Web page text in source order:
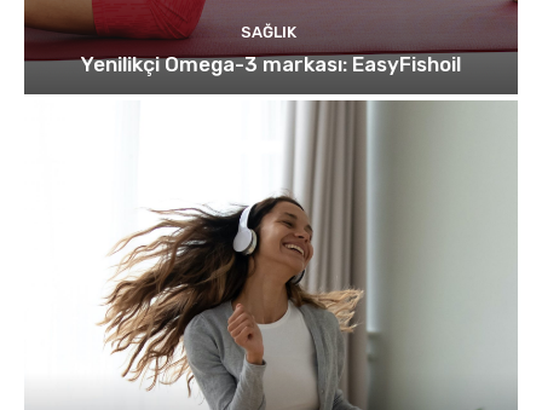
SAĞLIK
Yenilikçi Omega-3 markası: EasyFishoil